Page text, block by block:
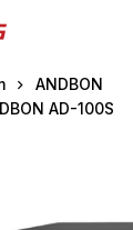
ANDBON
AD-100S